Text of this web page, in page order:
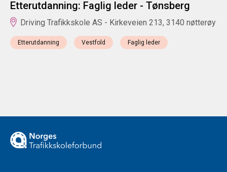
Etterutdanning: Faglig leder - Tønsberg
Driving Trafikkskole AS - Kirkeveien 213, 3140 nøtterøy
Etterutdanning Vestfold Faglig leder